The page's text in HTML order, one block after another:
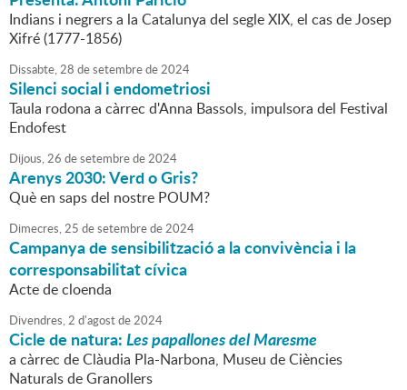
Indians i negrers a la Catalunya del segle XIX, el cas de Josep
Xifré (1777-1856)
Dissabte,28 desetembrede2024
Silenci social i endometriosi
Taula rodona a càrrec d'Anna Bassols, impulsora del Festival
Endofest
Dijous,26 desetembrede2024
Arenys 2030: Verd o Gris?
Què en saps del nostre POUM?
Dimecres,25 desetembrede2024
Campanya de sensibilització a la convivència i la
corresponsabilitat cívica
Acte de cloenda
Divendres,2 d'agostde2024
Cicle de natura:Les papallones del Maresme
a càrrec de Clàudia Pla-Narbona, Museu de Ciències
Naturals de Granollers